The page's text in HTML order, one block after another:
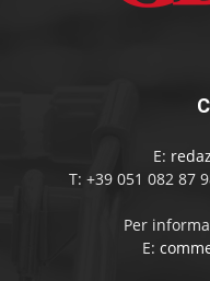
E:
T: +39 051 082 87
Per
E: